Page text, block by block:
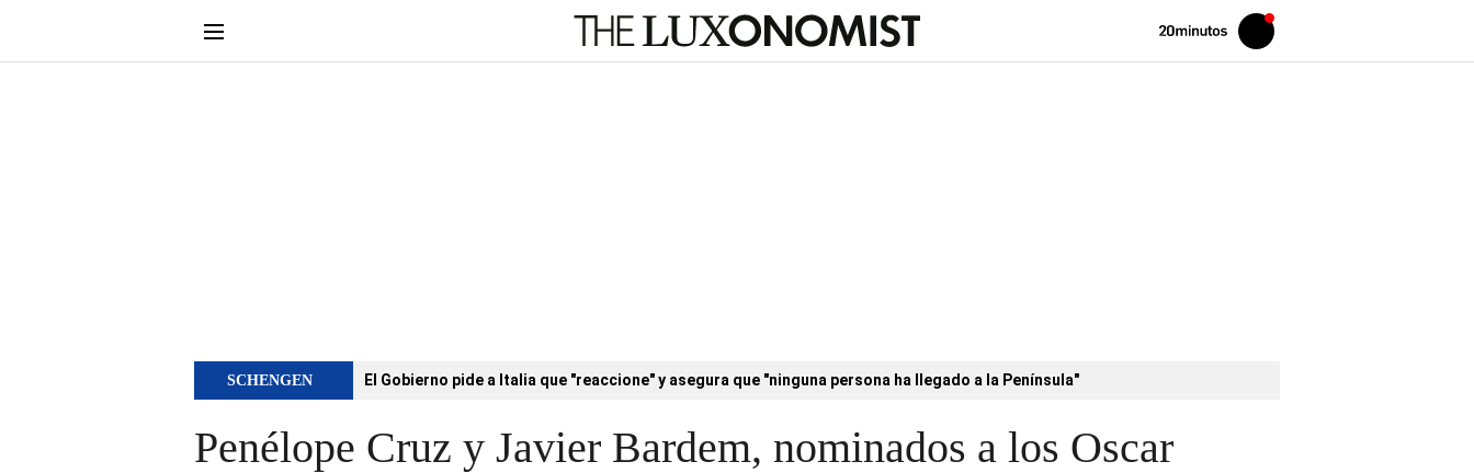
Volver
Iniciar
sesión
SCHENGEN El Gobierno pide a Italia que "reaccione" y asegura que "ninguna persona ha llegado a la Península"
Penélope Cruz y Javier Bardem, nominados a los Oscar